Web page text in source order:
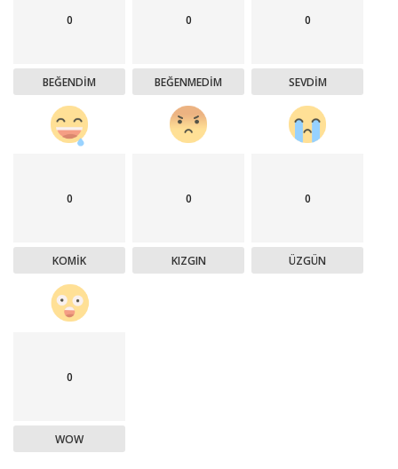
0
BEĞENDIM
0
BEĞENMEDIM
0
SEVDIM
0
KOMIK
0
KIZGIN
0
ÜZGÜN
0
WOW